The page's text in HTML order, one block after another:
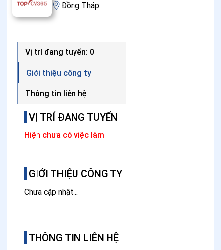
Đồng Tháp
VỊ TRÍ ĐANG TUYỂN
Hiện chưa có việc làm
GIỚI THIỆU CÔNG TY
Chưa cập nhật...
THÔNG TIN LIÊN HỆ
Vị trí đang tuyển: 0
Giới thiệu công ty
Thông tin liên hệ